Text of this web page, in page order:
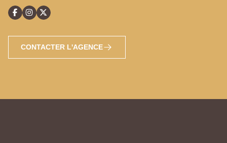
CONTACTER L'AGENCE